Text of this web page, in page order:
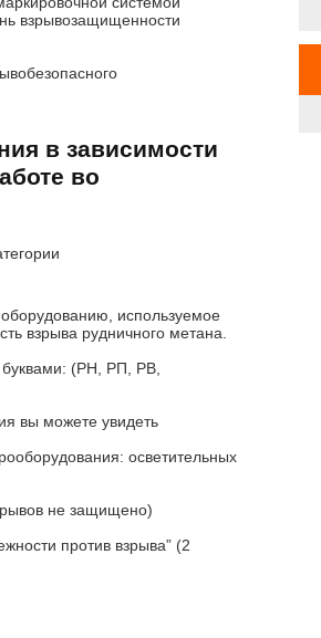
взрывозащищенности
в зависимости
во
используемое
взрыва рудничного метана.
буквами: (РН, РП, РВ,
вы можете увидеть
осветительных
не защищено)
против взрыва” (2